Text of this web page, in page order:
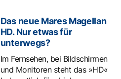
Das neue Mares Magellan
HD. Nur etwas für
unterwegs?
Im Fernsehen, bei Bildschirmen
und Monitoren steht das »HD«